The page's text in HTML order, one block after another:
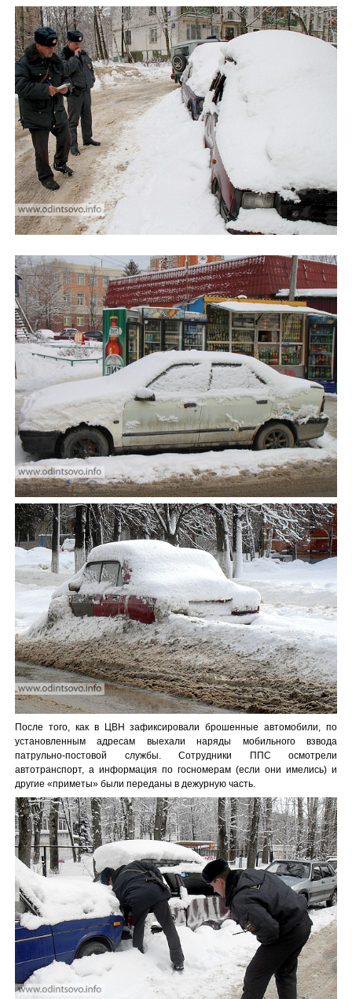
После того, как в ЦВН зафиксировали брошенные автомобили, по
установленным адресам выехали наряды мобильного взвода
патрульно-постовой службы. Сотрудники ППС осмотрели
автотранспорт, а информация по госномерам (если они имелись) и
другие «приметы» были переданы в дежурную часть.